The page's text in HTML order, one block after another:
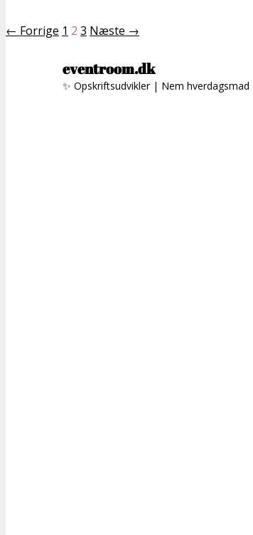
← Forrige 1 2 3 Næste →
eventroom.dk
✨ Opskriftsudvikler | Nem hverdagsmad